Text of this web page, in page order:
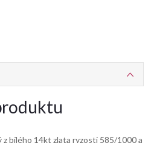
z bílého 14kt zlata ryzosti 585/1000 a